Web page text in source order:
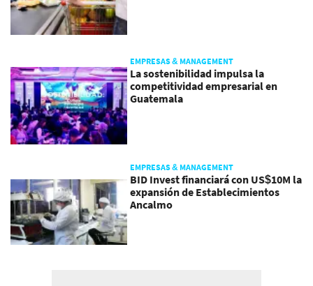
EMPRESAS & MANAGEMENT
La sostenibilidad impulsa la
competitividad empresarial en
Guatemala
EMPRESAS & MANAGEMENT
BID Invest financiará con US$10M la
expansión de Establecimientos
Ancalmo